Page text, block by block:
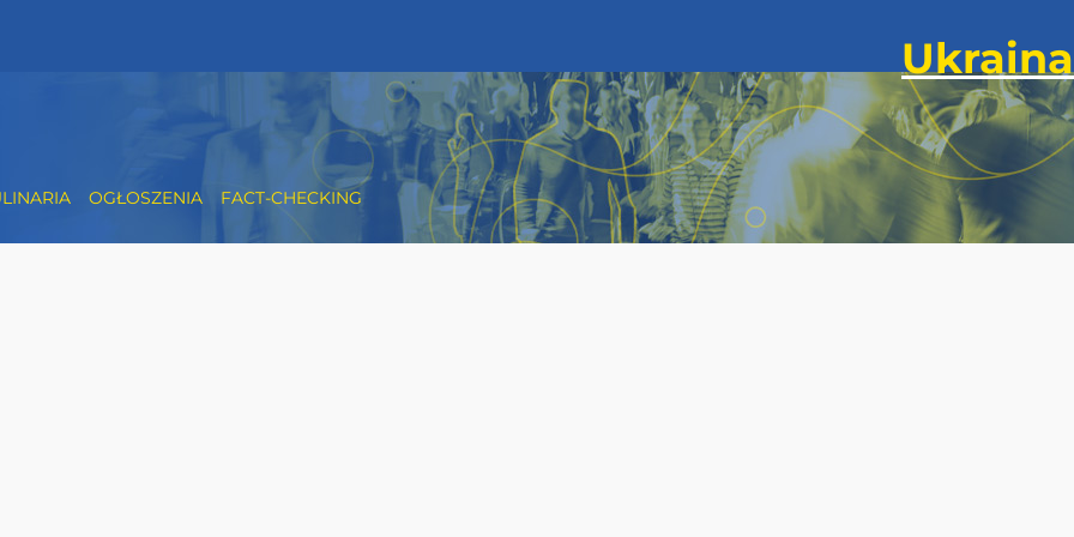
OGŁOSZENIA FACT-CHECKING